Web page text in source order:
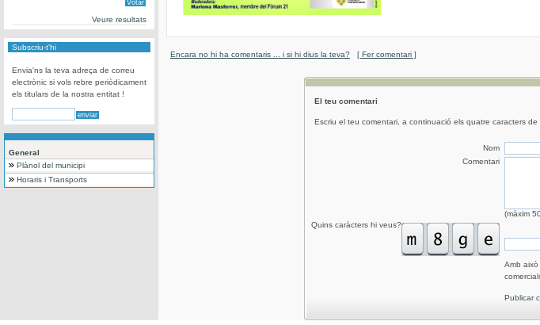
Veure resultats
Subscriu-t'hi
Envia'ns la teva adreça de correu
electrònic si vols rebre periòdicament
els titulars de la nostra entitat !
General
Plànol del municipi
Horaris i Transports
Encara no hi ha comentaris ... i si hi dius la teva? [ Fer comentari ]
El teu comentari
Escriu el teu comentari, a continuació els quatre caracters
Nom
Comentari
(màxim
Quins caràcters hi veus?
Amb
Publicar